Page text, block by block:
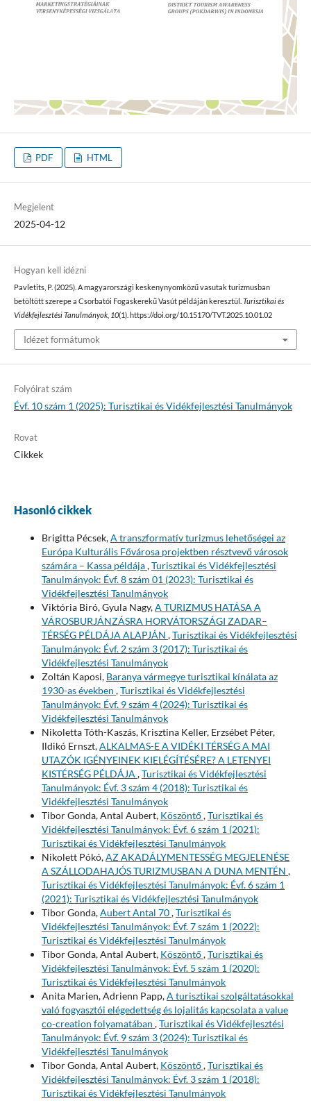
PDF HTML
Megjelent
2025-04-12
Hogyan kell idézni
Pavletits, P. (2025). A magyarországi keskenynyomközű vasutak turizmusban
betöltött szerepe a Csorbatói Fogaskerekű Vasút példáján keresztül. Turisztikai és
Vidékfejlesztési Tanulmányok, 10(1). https://doi.org/10.15170/TVT.2025.10.01.02
Idézet formátumok
Folyóirat szám
Évf. 10 szám 1 (2025): Turisztikai és Vidékfejlesztési Tanulmányok
Rovat
Cikkek
Hasonló cikkek
Brigitta Pécsek,A transzformatív turizmus lehetőségei az
Európa Kulturális Fővárosa projektben résztvevő városok
számára – Kassa példája,Turisztikai és Vidékfejlesztési
Tanulmányok: Évf. 8 szám 01 (2023): Turisztikai és
Vidékfejlesztési Tanulmányok
Viktória Biró, Gyula Nagy,A TURIZMUS HATÁSA A
VÁROSBURJÁNZÁSRA HORVÁTORSZÁGI ZADAR–
TÉRSÉG PÉLDÁJA ALAPJÁN ,Turisztikai és Vidékfejlesztési
Tanulmányok: Évf. 2 szám 3 (2017): Turisztikai és
Vidékfejlesztési Tanulmányok
Zoltán Kaposi, Baranya vármegye turisztikai kínálata az
1930-as években ,Turisztikai és Vidékfejlesztési
Tanulmányok: Évf. 9 szám 4 (2024): Turisztikai és
Vidékfejlesztési Tanulmányok
Nikoletta Tóth-Kaszás, Krisztina Keller, Erzsébet Péter,
Ildikó Ernszt,ALKALMAS-E A VIDÉKI TÉRSÉG A MAI
UTAZÓK IGÉNYEINEK KIELÉGÍTÉSÉRE? A LETENYEI
KISTÉRSÉG PÉLDÁJA ,Turisztikai és Vidékfejlesztési
Tanulmányok: Évf. 3 szám 4 (2018): Turisztikai és
Vidékfejlesztési Tanulmányok
Tibor Gonda, Antal Aubert, Köszöntő,Turisztikai és
Vidékfejlesztési Tanulmányok: Évf. 6 szám 1 (2021):
Turisztikai és Vidékfejlesztési Tanulmányok
Nikolett Pókó,AZ AKADÁLYMENTESSÉG MEGJELENÉSE
A SZÁLLODAHAJÓS TURIZMUSBAN A DUNA MENTÉN ,
Turisztikai és Vidékfejlesztési Tanulmányok: Évf. 6 szám 1
(2021): Turisztikai és Vidékfejlesztési Tanulmányok
Tibor Gonda,Aubert Antal 70,Turisztikai és
Vidékfejlesztési Tanulmányok: Évf. 7 szám 1 (2022):
Turisztikai és Vidékfejlesztési Tanulmányok
Tibor Gonda, Antal Aubert, Köszöntő,Turisztikai és
Vidékfejlesztési Tanulmányok: Évf. 5 szám 1 (2020):
Turisztikai és Vidékfejlesztési Tanulmányok
Anita Marien, Adrienn Papp,A turisztikai szolgáltatásokkal
való fogyasztói elégedettség és lojalitás kapcsolata a value
co-creation folyamatában ,Turisztikai és Vidékfejlesztési
Tanulmányok: Évf. 9 szám 3 (2024): Turisztikai és
Vidékfejlesztési Tanulmányok
Tibor Gonda, Antal Aubert, Köszöntő,Turisztikai és
Vidékfejlesztési Tanulmányok: Évf. 3 szám 1 (2018):
Turisztikai és Vidékfejlesztési Tanulmányok